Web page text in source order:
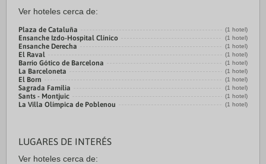
Ver hoteles cerca de:
Plaza de Cataluña (1 hotel)
Ensanche Izdo-Hospital Clínico (1 hotel)
Ensanche Derecha (1 hotel)
El Raval (1 hotel)
Barrio Gótico de Barcelona (1 hotel)
La Barceloneta (1 hotel)
El Born (1 hotel)
Sagrada Familia (1 hotel)
Sants - Montjuic (1 hotel)
La Villa Olímpica de Poblenou (1 hotel)
LUGARES DE INTERÉS
Ver hoteles cerca de: